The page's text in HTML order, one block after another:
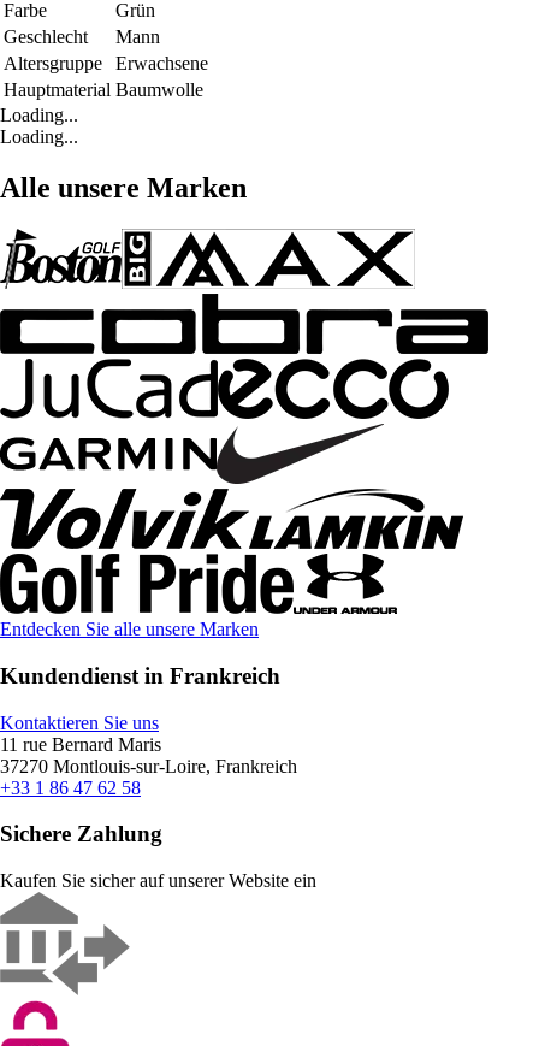
Farbe
Grün
Geschlecht
Mann
Altersgruppe
Erwachsene
Hauptmaterial Baumwolle
Loading...
Loading...
Alle unsere Marken
Entdecken Sie alle unsere Marken
Kundendienst in Frankreich
Kontaktieren Sie uns
11 rue Bernard Maris
37270 Montlouis-sur-Loire, Frankreich
+33 1 86 47 62 58
Sichere Zahlung
Kaufen Sie sicher auf unserer Website ein